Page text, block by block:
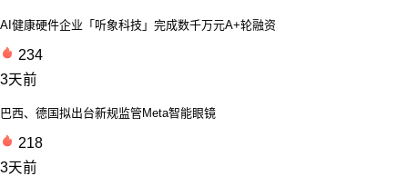
AI健康硬件企业「听象科技」完成数千万元A+轮融资
234
3天前
巴西、德国拟出台新规监管Meta智能眼镜
218
3天前